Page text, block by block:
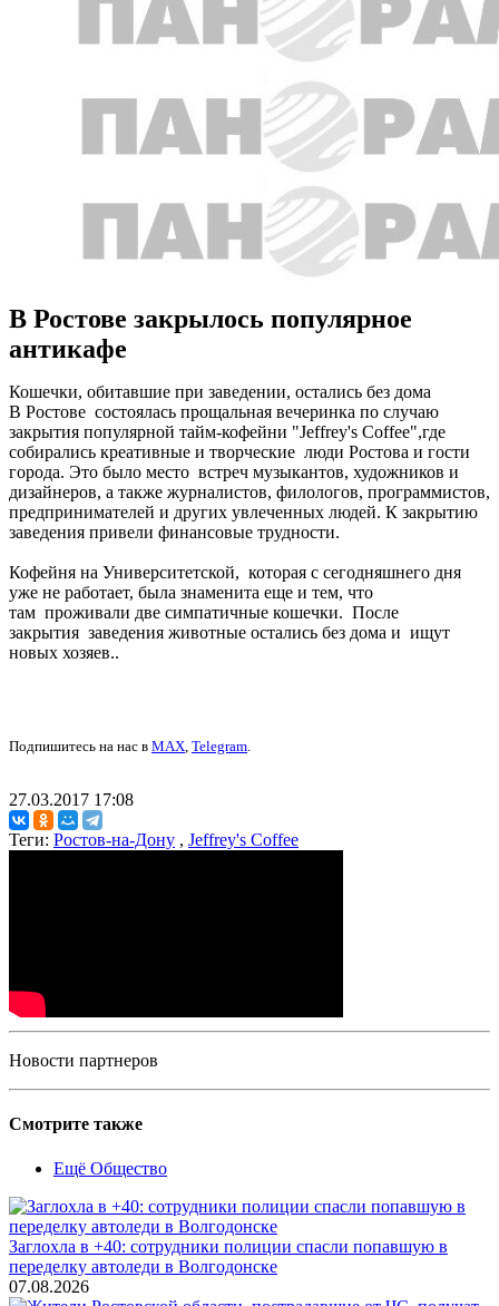
В Ростове закрылось популярное
антикафе
Кошечки, обитавшие при заведении, остались без дома
В Ростове состоялась прощальная вечеринка по случаю
закрытия популярной тайм-кофейни "Jeffrey's Coffee",где
собирались креативные и творческие люди Ростова и гости
города. Это было место встреч музыкантов, художников и
дизайнеров, а также журналистов, филологов, программистов,
предпринимателей и других увлеченных людей. К закрытию
заведения привели финансовые трудности.
Кофейня на Университетской, которая с сегодняшнего дня
уже не работает, была знаменита еще и тем, что
там проживали две симпатичные кошечки. После
закрытия заведения животные остались без дома и ищут
новых хозяев..
Подпишитесь на нас в MAX, Telegram.
27.03.2017 17:08
Теги: Ростов-на-Дону , Jeffrey's Coffee
Новости партнеров
Смотрите также
Ещё Общество
Заглохла в +40: сотрудники полиции спасли попавшую в
переделку автоледи в Волгодонске
07.08.2026